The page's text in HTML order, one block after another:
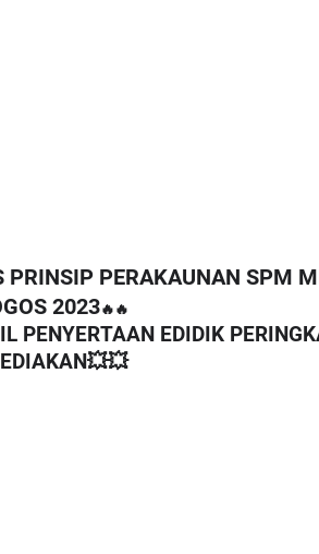
PRINSIP PERAKAUNAN SPM
2023🔥🔥
PENYERTAAN EDIDIK